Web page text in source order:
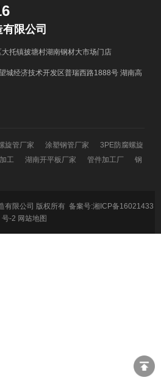
限公司
托镇披塘村湖南钢材大市场门店
城经济技术开发区普瑞西路1888号 湖南高
旋管厂家 涂塑钢管厂家
3PE防腐螺旋
工 湖南开平板厂家 管件加工厂
钢
限公司 版权所有 备案号:湘ICP备16021433
号-2 网站地图